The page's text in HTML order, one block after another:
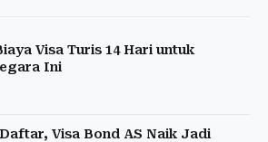
Visa Turis 14 Hari untuk
Ini
Visa Bond AS Naik Jadi